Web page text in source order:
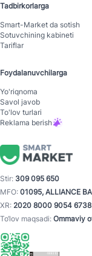
Tadbirkorlarga
Smart-Mаrket da sotish
Sotuvchining kabineti
Tariflar
Foydalanuvchilarga
Yo'riqnoma
Savol javob
To'lov turlari
Reklama berish
Stir: 309 095 650
MFO: 01095, ALLIANCE
XR: 2020 8000 9054
To‘lov maqsadi: Ommaviy